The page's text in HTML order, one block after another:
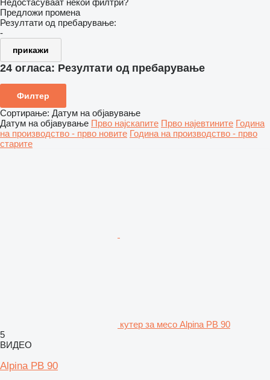
Недостасуваат некои филтри?
Предложи промена
Резултати од пребарување:
-
прикажи
24 огласа: Резултати од пребарување
Филтер
Сортирање: Датум на објавување
Датум на објавување Прво најскапите Прво најевтините Година
на производство - прво новите Година на производство - прво
старите
кутер за месо Alpina PB 90
5
ВИДЕО
Alpina PB 90